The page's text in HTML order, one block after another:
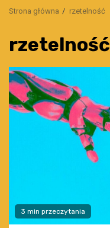
Strona główna rzetelność
rzetelność
3 min przeczytania